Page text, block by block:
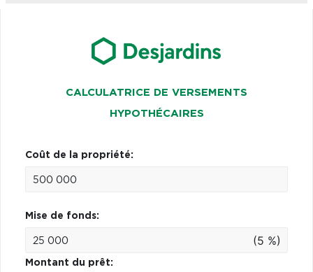
CALCULATRICE DE VERSEMENTS
HYPOTHÉCAIRES
Coût de la propriété:
Mise de fonds:
(5 %)
Montant du prêt: